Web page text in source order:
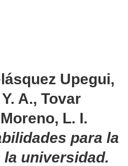
Upegui,
A., Tovar
L. I.
para la
universidad.